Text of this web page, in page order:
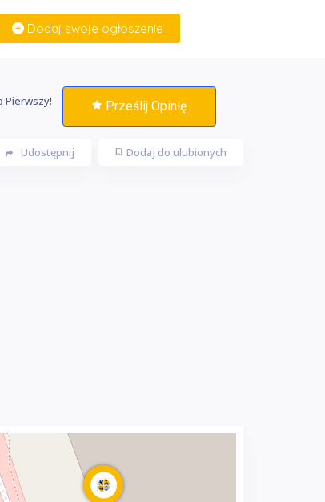
Dodaj swoje ogłoszenie
Pierwszy! Prześlij Opinię
Dodaj do ulubionych
Udostępnij